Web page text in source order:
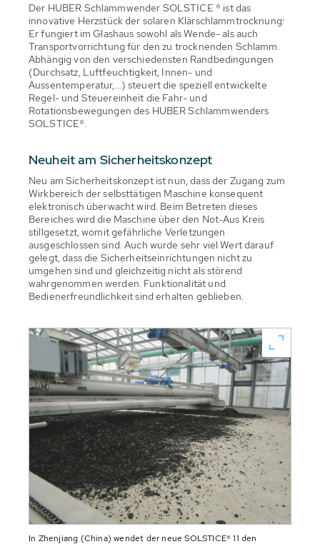
Der HUBER Schlammwender SOLSTICE ® ist das
innovative Herzstück der solaren Klärschlammtrocknung:
Er fungiert im Glashaus sowohl als Wende- als auch
Transportvorrichtung für den zu trocknenden Schlamm.
Abhängig von den verschiedensten Randbedingungen
(Durchsatz, Luftfeuchtigkeit, Innen- und
Aussentemperatur,…) steuert die speziell entwickelte
Regel- und Steuereinheit die Fahr- und
Rotationsbewegungen des HUBER Schlammwenders
SOLSTICE®.
Neuheit am Sicherheitskonzept
Neu am Sicherheitskonzept ist nun, dass der Zugang zum
Wirkbereich der selbsttätigen Maschine konsequent
elektronisch überwacht wird. Beim Betreten dieses
Bereiches wird die Maschine über den Not-Aus Kreis
stillgesetzt, womit gefährliche Verletzungen
ausgeschlossen sind. Auch wurde sehr viel Wert darauf
gelegt, dass die Sicherheitseinrichtungen nicht zu
umgehen sind und gleichzeitig nicht als störend
wahrgenommen werden. Funktionalität und
Bedienerfreundlichkeit sind erhalten geblieben.
In Zhenjiang (China) wendet der neue SOLSTICE® 11 den